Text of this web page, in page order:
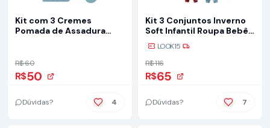
Kit com 3 Cremes
Pomada de Assadura
R$ 60
R$50
Dúvidas? 4
Kit 3 Conjuntos Inverno
Soft Infantil Roupa Bebê
Frio Menino
LOOK15
R$ 116
R$65
Dúvidas? 7